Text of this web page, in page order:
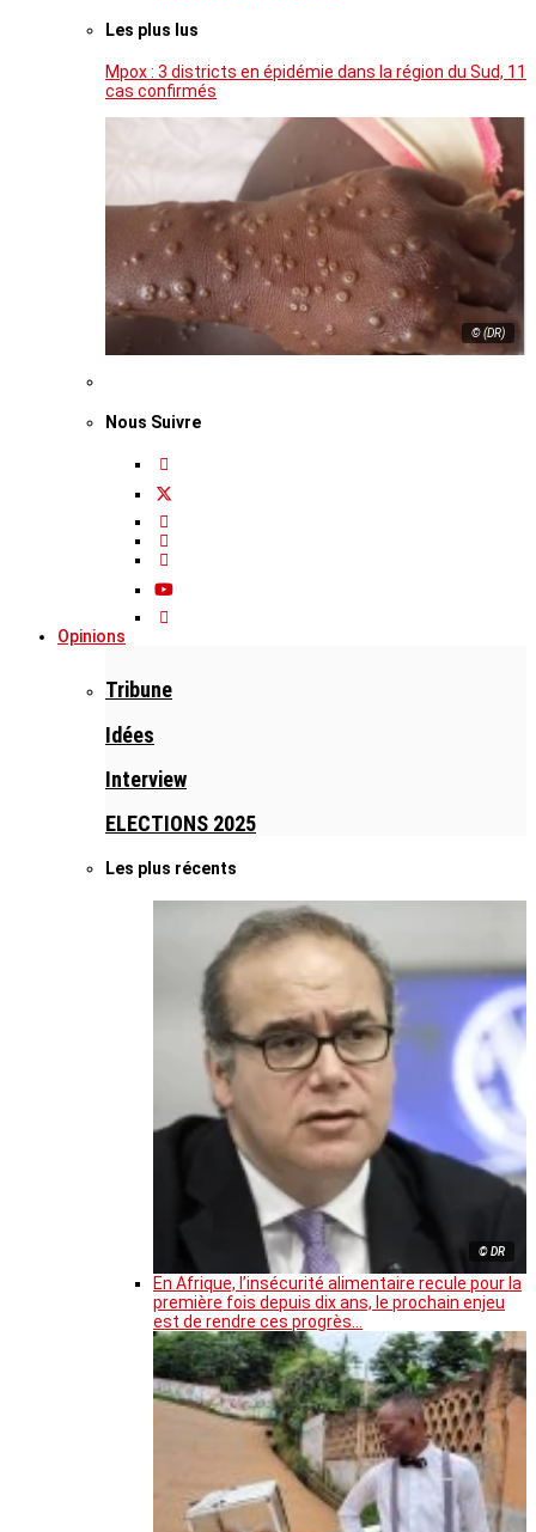
Les plus lus
Mpox : 3 districts en épidémie dans la région du Sud, 11
cas confirmés
© (DR)
Nous Suivre
Opinions
Tribune
Idées
Interview
ELECTIONS 2025
Les plus récents
© DR
En Afrique, l’insécurité alimentaire recule pour la
première fois depuis dix ans, le prochain enjeu
est de rendre ces progrès…